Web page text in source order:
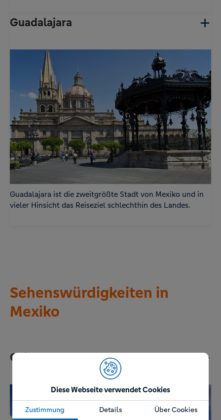
Diese Webseite verwendet Cookies
Zustimmung Details Über Cookies
Guadalajara
Guadalajara ist die zweitgrößte Stadt von Mexiko und in
vieler Hinsicht das Reiseziel schlechthin des Landes.
Sehenswürdigkeiten in
Mexiko
Chichén Itzá